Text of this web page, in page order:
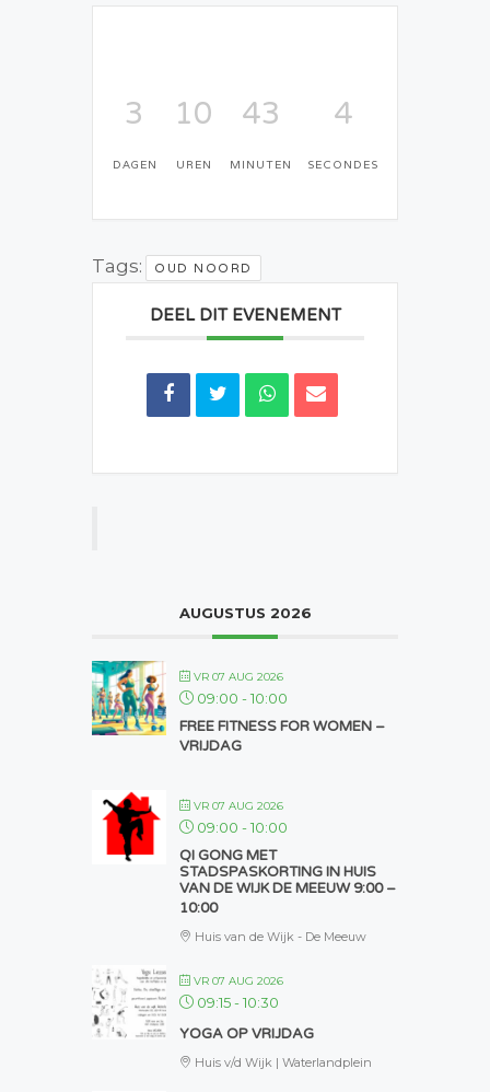
3
DAGEN
10
UREN
43
MINUTEN
3
SECONDES
Tags: OUD NOORD
DEEL DIT EVENEMENT
AUGUSTUS 2026
VR 07 AUG 2026
09:00 -10:00
FREE FITNESS FOR WOMEN –
VRIJDAG
VR 07 AUG 2026
09:00 -10:00
QI GONG MET
STADSPASKORTING IN HUIS
VAN DE WIJK DE MEEUW 9:00 –
10:00
Huis van de Wijk - De Meeuw
VR 07 AUG 2026
09:15-10:30
YOGA OP VRIJDAG
Huis v/d Wijk | Waterlandplein